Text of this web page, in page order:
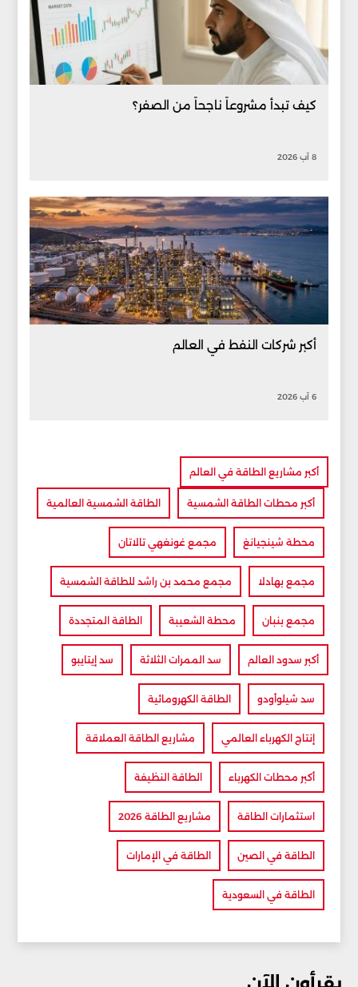
كيف تبدأ مشروعاً ناجحاً من الصفر؟
8 آب 2026
أكبر شركات النفط في العالم
6 آب 2026
أكبر مشاريع الطاقة في العالم
أكبر محطات الطاقة الشمسية الطاقة الشمسية العالمية
محطة شينجيانغ مجمع غونغهي تالاتان
مجمع بهادلا مجمع محمد بن راشد للطاقة الشمسية
مجمع بنبان محطة الشعيبة الطاقة المتجددة
أكبر سدود العالم سد الممرات الثلاثة سد إيتايبو
سد شيلوأودو الطاقة الكهرومائية
إنتاج الكهرباء العالمي مشاريع الطاقة العملاقة
أكبر محطات الكهرباء الطاقة النظيفة
استثمارات الطاقة مشاريع الطاقة 2026
الطاقة في الصين الطاقة في الإمارات
الطاقة في السعودية